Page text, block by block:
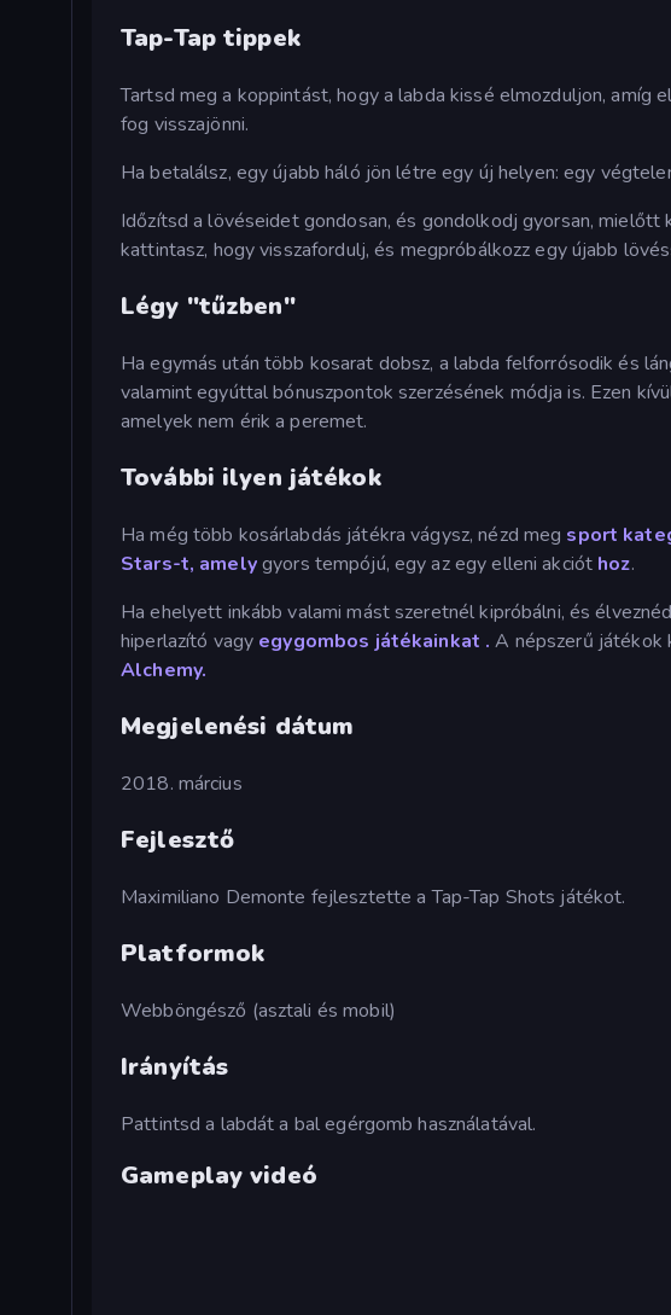
Tap-Tap tippek
Tartsd meg a koppintást, hogy a labda kissé elmozduljon, amíg
fog visszajönni.
Ha betalálsz, egy újabb háló jön létre egy új helyen: egy
Időzítsd a lövéseidet gondosan, és gondolkodj gyorsan, mielőtt
kattintasz, hogy visszafordulj, és megpróbálkozz egy újabb
Légy "tűzben"
Ha egymás után több kosarat dobsz, a labda felforrósodik és
valamint egyúttal bónuszpontok szerzésének módja is. Ezen
amelyek nem érik a peremet.
További ilyen játékok
Ha még több kosárlabdás játékra vágysz, nézd meg sport
Stars-t, amelygyors tempójú, egy az egy elleni akciót hoz.
Ha ehelyett inkább valami mást szeretnél kipróbálni, és
hiperlazító vagy egygombos játékainkat . A népszerű játékok
Alchemy.
Megjelenési dátum
2018. március
Fejlesztő
Maximiliano Demonte fejlesztette a Tap-Tap Shots játékot.
Platformok
Webböngésző (asztali és mobil)
Irányítás
Pattintsd a labdát a bal egérgomb használatával.
Gameplay videó